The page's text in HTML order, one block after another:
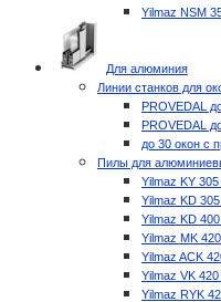
Yilmaz NSM
Для алюминия
Линии станков для
PROVEDAL
PROVEDAL
до 30 окон с
Пилы для
Yilmaz KY
Yilmaz KD
Yilmaz KD
Yilmaz MK
Yilmaz ACK
Yilmaz VK
Yilmaz RYK